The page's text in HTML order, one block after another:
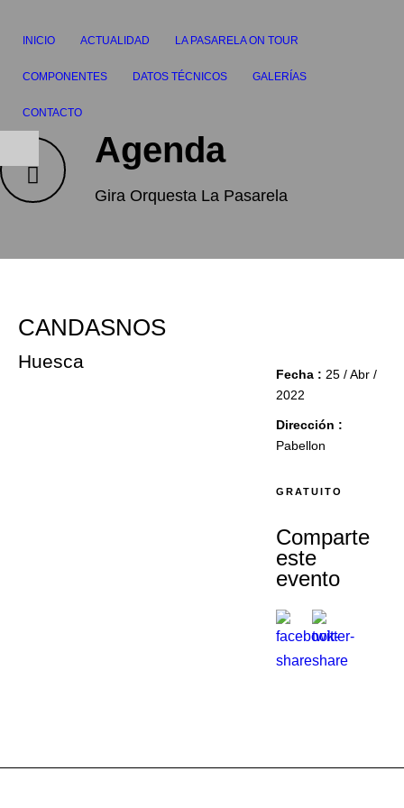
INICIO ACTUALIDAD LA PASARELA ON TOUR
COMPONENTES DATOS TÉCNICOS GALERÍAS
CONTACTO
Agenda
Gira Orquesta La Pasarela
Fecha : 25 / Abr /
2022
Dirección :
Pabellon
GRATUITO
Comparte
este
evento
CANDASNOS
Huesca